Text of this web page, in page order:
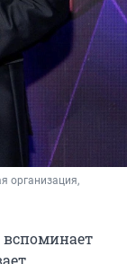
организация,
вспоминает